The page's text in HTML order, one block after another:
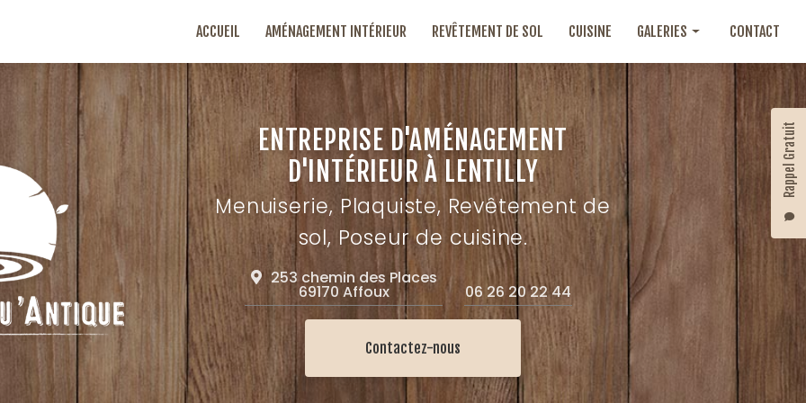
Rappel Gratuit
ACCUEIL
AMÉNAGEMENT INTÉRIEUR REVÊTEMENT DE SOL CUISINE GALERIES
Aménagement intérieur
Revêtement de sol
CONTACT
ENTREPRISE D'AMÉNAGEMENT
D'INTÉRIEUR À LENTILLY
Menuiserie, Plaquiste, Revêtement de
sol, Poseur de cuisine.
253 chemin des Places
69170 Affoux 06 26 20 22 44
Contactez-nous